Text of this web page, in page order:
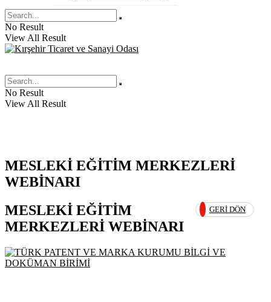
No Result
View All Result
No Result
View All Result
MESLEKİ EĞİTİM MERKEZLERİ
WEBİNARI
GERI DÖN
MESLEKİ EĞİTİM
MERKEZLERİ WEBİNARI